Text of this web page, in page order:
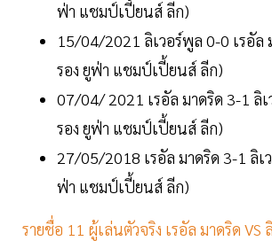
ฟ่า แชมป์เปี้ยนส์ ลีก)
15/04/2021 ลิเวอร์พูล 0-0 เรอัล
รอง ยูฟ่า แชมป์เปี้ยนส์ ลีก)
07/04/ 2021 เรอัล มาดริด 3-1 ลิ
รอง ยูฟ่า แชมป์เปี้ยนส์ ลีก)
27/05/2018 เรอัล มาดริด 3-1 ลิเ
ฟ่า แชมป์เปี้ยนส์ ลีก)
รายชื่อ 11 ผู้เล่นตัวจริง เรอัล มาดริด VS